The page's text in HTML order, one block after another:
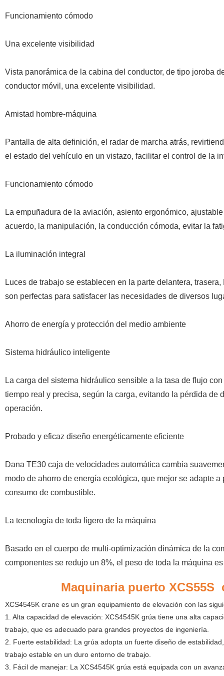
Funcionamiento cómodo
Una excelente visibilidad
Vista panorámica de la cabina del conductor, de tipo joroba
conductor móvil, una excelente visibilidad.
Amistad hombre-máquina
Pantalla de alta definición, el radar de marcha atrás,
el estado del vehículo en un vistazo, facilitar el control de la
Funcionamiento cómodo
La empuñadura de la aviación, asiento ergonómico,
acuerdo, la manipulación, la conducción cómoda, evitar la
La iluminación integral
Luces de trabajo se establecen en la parte delantera,
son perfectas para satisfacer las necesidades de diversos
Ahorro de energía y protección del medio ambiente
Sistema hidráulico inteligente
La carga del sistema hidráulico sensible a la tasa de flujo
tiempo real y precisa, según la carga, evitando la pérdida
operación.
Probado y eficaz diseño energéticamente eficiente
Dana TE30 caja de velocidades automática cambia
modo de ahorro de energía ecológica, que mejor se adapte
consumo de combustible.
La tecnología de toda ligero de la máquina
Basado en el cuerpo de multi-optimización dinámica de la
componentes se redujo un 8%, el peso de toda la máquina
Maquinaria puerto XCS55S
XCS4545K crane es un gran equipamiento de elevación con las
1. Alta capacidad de elevación: XCS4545K grúa tiene una alta
trabajo, que es adecuado para grandes proyectos de ingeniería.
2. Fuerte estabilidad: La grúa adopta un fuerte diseño de
trabajo estable en un duro entorno de trabajo.
3. Fácil de manejar: La XCS4545K grúa está equipada con un